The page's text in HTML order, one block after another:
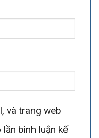
và trang web
bình luận kế